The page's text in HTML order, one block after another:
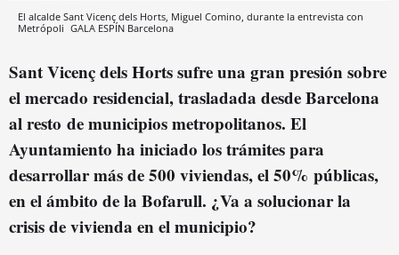
El alcalde Sant Vicenç dels Horts, Miguel Comino, durante la entrevista con
Metrópoli GALA ESPÍN Barcelona
Sant Vicenç dels Horts sufre una gran presión sobre
el mercado residencial, trasladada desde Barcelona
al resto de municipios metropolitanos. El
Ayuntamiento ha iniciado los trámites para
desarrollar más de 500 viviendas, el 50% públicas,
en el ámbito de la Bofarull. ¿Va a solucionar la
crisis de vivienda en el municipio?